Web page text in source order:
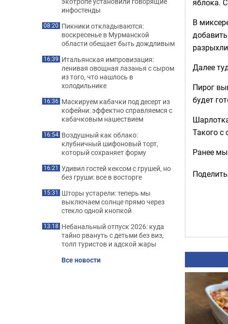
яблока.
В
Далее
Пирог
будет
Такого с
Ранее мы
инфостенды
08:20 Пикники откладываются:
воскресенье в Мурманской
области обещает быть дождливым
16:39 Итальянская импровизация:
ленивая овощная лазанья с сыром
из того, что нашлось в
холодильнике
16:36 Маскируем кабачки под десерт из
кофейни: эффектно справляемся с
кабачковым нашествием
16:54 Воздушный как облако:
клубничный шифоновый торт,
который сохраняет форму
16:21 Удивил гостей кексом с грушей, но
без груши: все в восторге
15:31 Шторы устарели: теперь мы
выключаем солнце прямо через
стекло одной кнопкой
13:18 Небанальный отпуск 2026: куда
тайно рвануть с детьми без виз,
толп туристов и адской жары
Все новости